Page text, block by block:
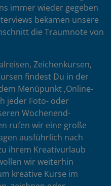
immer wieder gegeben
bekamen unsere
die Traumnote von
Zeichenkursen,
findest Du in der
Menüpunkt ‚Online-
jeder Foto- oder
Wochenend-
rufen wir eine große
ausführlich nach
ihrem Kreativurlaub
wir weiterhin
kreative Kurse im